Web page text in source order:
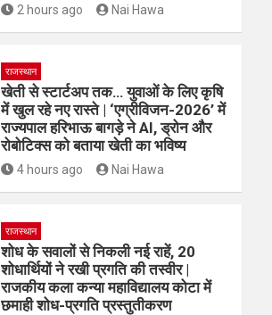
2 hours ago Nai Hawa
राजस्थान
खेती से स्टार्टअप तक… युवाओं के लिए कृषि
में खुल रहे नए रास्ते | ‘एग्रीविजन-2026’ में
राज्यपाल हरिभाऊ बागड़े ने AI, ड्रोन और
रोबोटिक्स को बताया खेती का भविष्य
4 hours ago Nai Hawa
राजस्थान
शोध के सवालों से निकली नई राहें, 20
शोधार्थियों ने रखी प्रगति की तस्वीर |
राजकीय कला कन्या महाविद्यालय कोटा में
छमाही शोध-प्रगति प्रस्तुतीकरण